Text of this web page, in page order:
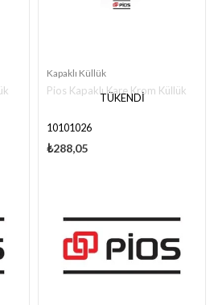
TÜKENDI
Kapaklı Küllük
Pios Kapaklı Kare Krom Küllük
10101026
₺288,05